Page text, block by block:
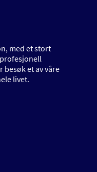
med et stort
besøk et av våre
livet.